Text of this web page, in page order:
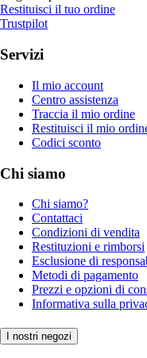
Restituisci il tuo ordine
Trustpilot
Servizi
Il mio account
Centro assistenza
Traccia il mio ordine
Restituisci il mio
Codici sconto
Chi siamo
Chi siamo?
Contattaci
Condizioni di vendita
Restituzioni e rimborsi
Esclusione di
Metodi di pagamento
Prezzi e opzioni di
Informativa sulla
I nostri negozi